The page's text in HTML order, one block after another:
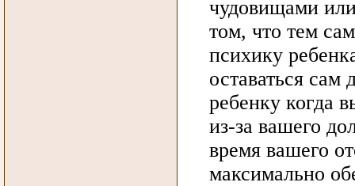
чудовищами
том, что тем
психику
оставаться сам
ребенку когда
из-за вашего
время вашего
максимально